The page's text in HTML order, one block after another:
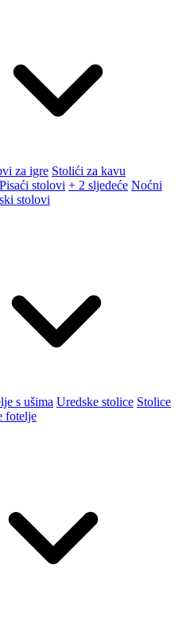
za igre Stolići za kavu
Pisaći stolovi + 2 sljedeće Noćni
stolovi
s ušima Uredske stolice Stolice
fotelje